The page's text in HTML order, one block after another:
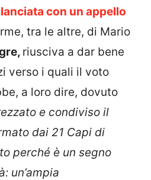
con un appello
tra le altre, di Mario
riusciva a dar bene
verso i quali il voto
a loro dire, dovuto
e condiviso il
dai 21 Capi di
perché è un segno
un’ampia